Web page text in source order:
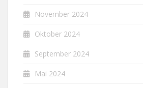
November 2024
Oktober 2024
September 2024
Mai 2024